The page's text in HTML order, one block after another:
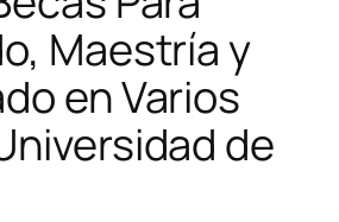
Maestría y
en Varios
de